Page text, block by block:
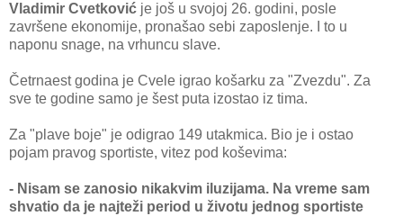
Vladimir Cvetković je još u svojoj 26. godini, posle
završene ekonomije, pronašao sebi zaposlenje. I to u
naponu snage, na vrhuncu slave.
Četrnaest godina je Cvele igrao košarku za "Zvezdu". Za
sve te godine samo je šest puta izostao iz tima.
Za "plave boje" je odigrao 149 utakmica. Bio je i ostao
pojam pravog sportiste, vitez pod koševima:
- Nisam se zanosio nikakvim iluzijama. Na vreme sam
shvatio da je najteži period u životu jednog sportiste